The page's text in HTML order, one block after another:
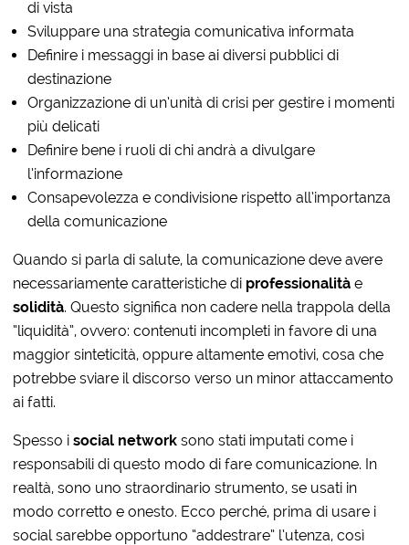
di vista
Sviluppare una strategia comunicativa informata
Definire i messaggi in base ai diversi pubblici di
destinazione
Organizzazione di un’unità di crisi per gestire i momenti
più delicati
Definire bene i ruoli di chi andrà a divulgare
l’informazione
Consapevolezza e condivisione rispetto all’importanza
della comunicazione
Quando si parla di salute, la comunicazione deve avere
necessariamente caratteristiche di professionalità e
solidità. Questo significa non cadere nella trappola della
“liquidità”, ovvero: contenuti incompleti in favore di una
maggior sinteticità, oppure altamente emotivi, cosa che
potrebbe sviare il discorso verso un minor attaccamento
ai fatti.
Spesso isocial network sono stati imputati come i
responsabili di questo modo di fare comunicazione. In
realtà, sono uno straordinario strumento, se usati in
modo corretto e onesto. Ecco perché, prima di usare i
social sarebbe opportuno “addestrare” l’utenza, così